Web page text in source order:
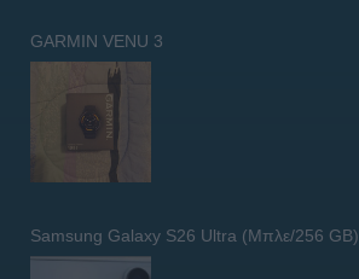
GARMIN VENU 3
Samsung Galaxy S26 Ultra (Μπλε/256 GB)